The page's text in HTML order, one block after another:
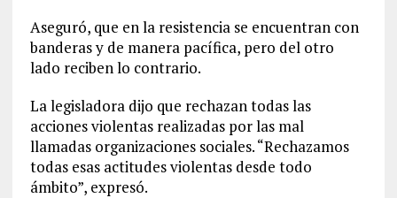
Aseguró, que en la resistencia se encuentran con
banderas y de manera pacífica, pero del otro
lado reciben lo contrario.
La legisladora dijo que rechazan todas las
acciones violentas realizadas por las mal
llamadas organizaciones sociales. “Rechazamos
todas esas actitudes violentas desde todo
ámbito”, expresó.